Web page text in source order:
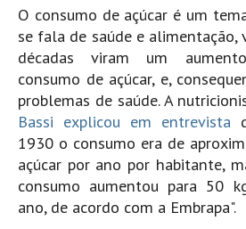
Azurara HD
Praia de Árvore - Areal HD
Mindelo
Mindelo meia laranja HD
Pedras do Corgo - Melanina HD
Cabo do Mundo HD
Leça - L'Kodak (Aterro) HD
Leça da Palmeira HD
O consumo de açúcar é um
se fala de saúde e alimentação,
décadas viram um
consumo de açúcar, e,
problemas de saúde. A
Bassi explicou em entrevista
1930 o consumo era de
açúcar por ano por habitante,
consumo aumentou para 50
ano, de acordo com a Embrapa".